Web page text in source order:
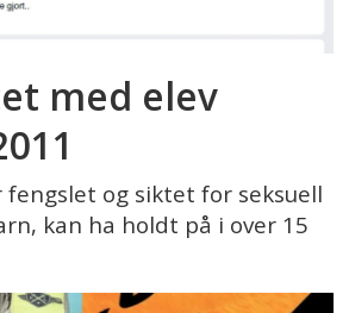
med elev
og siktet for seksuell
kan ha holdt på i over 15